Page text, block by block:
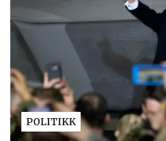
POLITIKK